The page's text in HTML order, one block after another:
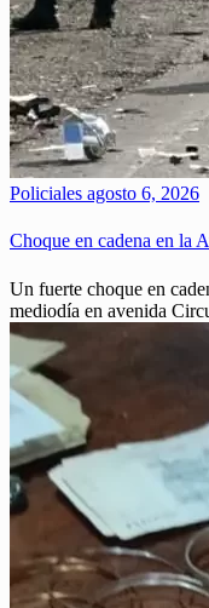
Policiales agosto 6, 2026
Choque en cadena en la
Un fuerte choque en
mediodía en avenida